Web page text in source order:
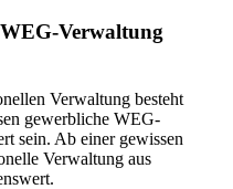
Verwaltung
Verwaltung besteht
gewerbliche WEG-
sein. Ab einer gewissen
Verwaltung aus